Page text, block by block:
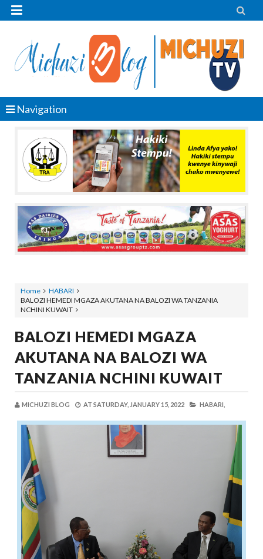
 
Navigation
Home
HABARI
BALOZI HEMEDI MGAZA AKUTANA NA BALOZI WA TANZANIA
NCHINI KUWAIT
BALOZI HEMEDI MGAZA
AKUTANA NA BALOZI WA
TANZANIA NCHINI KUWAIT
MICHUZI BLOG AT SATURDAY, JANUARY 15, 2022 HABARI,